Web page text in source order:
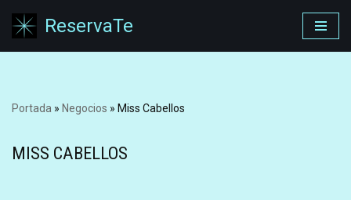
Saltar
ReservaTe
Portada » Negocios » Miss Cabellos
MISS CABELLOS